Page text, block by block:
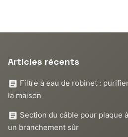
Articles récents
Filtre à eau de robinet :
la maison
Section du câble pour plaque
un branchement sûr